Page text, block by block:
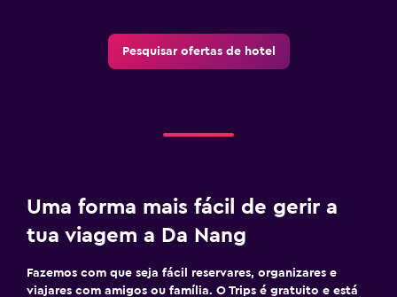
Pesquisar ofertas de hotel
Uma forma mais fácil de gerir a
tua viagem a Da Nang
Fazemos com que seja fácil reservares, organizares e
viajares com amigos ou família. O Trips é gratuito e está